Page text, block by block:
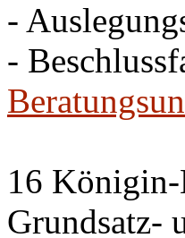
-
-
16
Grundsatz-